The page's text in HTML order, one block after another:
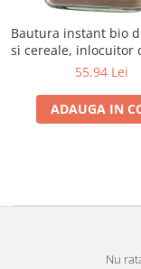
Bautura instant bio
si cereale, inlocuitor
100g, pentru 65
55,94 Lei
ADAUGA IN
Nu